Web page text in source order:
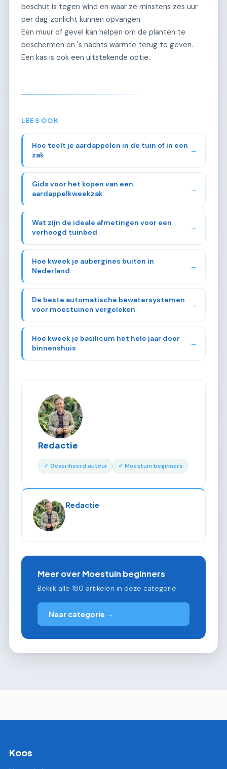
beschut is tegen wind en waar ze minstens zes uur
per dag zonlicht kunnen opvangen.
Een muur of gevel kan helpen om de planten te
beschermen en 's nachts warmte terug te geven.
Een kas is ook een uitstekende optie.
LEES OOK
Hoe teelt je aardappelen in de tuin of in een
zak
→
Gids voor het kopen van een
aardappelkweekzak
→
Wat zijn de ideale afmetingen voor een
verhoogd tuinbed
→
Hoe kweek je aubergines buiten in
Nederland
→
De beste automatische bewatersystemen
voor moestuinen vergeleken
→
Hoe kweek je basilicum het hele jaar door
binnenshuis
→
Redactie
✓ Geverifieerd auteur ✓ Moestuin beginners
Redactie
Meer over Moestuin beginners
Bekijk alle 180 artikelen in deze categorie.
Naar categorie →
Koos